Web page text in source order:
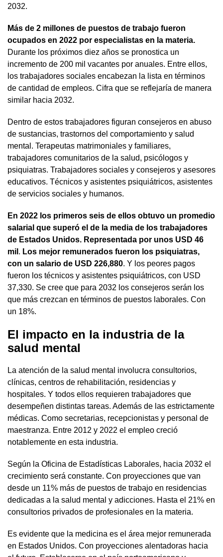
2032.
Más de 2 millones de puestos de trabajo fueron
ocupados en 2022 por especialistas en la materia.
Durante los próximos diez años se pronostica un
incremento de 200 mil vacantes por anuales. Entre ellos,
los trabajadores sociales encabezan la lista en términos
de cantidad de empleos. Cifra que se reflejaría de manera
similar hacia 2032.
Dentro de estos trabajadores figuran consejeros en abuso
de sustancias, trastornos del comportamiento y salud
mental. Terapeutas matrimoniales y familiares,
trabajadores comunitarios de la salud, psicólogos y
psiquiatras. Trabajadores sociales y consejeros y asesores
educativos. Técnicos y asistentes psiquiátricos, asistentes
de servicios sociales y humanos.
En 2022 los primeros seis de ellos obtuvo un promedio
salarial que superó el de la media de los trabajadores
de Estados Unidos. Representada por unos USD 46
mil . Los mejor remunerados fueron los psiquiatras,
con un salario de USD 226,880. Y los peores pagos
fueron los técnicos y asistentes psiquiátricos, con USD
37,330. Se cree que para 2032 los consejeros serán los
que más crezcan en términos de puestos laborales. Con
un 18%.
El impacto en la industria de la
salud mental
La atención de la salud mental involucra consultorios,
clínicas, centros de rehabilitación, residencias y
hospitales. Y todos ellos requieren trabajadores que
desempeñen distintas tareas. Además de las estrictamente
médicas. Como secretarias, recepcionistas y personal de
maestranza. Entre 2012 y 2022 el empleo creció
notablemente en esta industria.
Según la Oficina de Estadísticas Laborales, hacia 2032 el
crecimiento será constante. Con proyecciones que van
desde un 11% más de puestos de trabajo en residencias
dedicadas a la salud mental y adicciones. Hasta el 21% en
consultorios privados de profesionales en la materia.
Es evidente que la medicina es el área mejor remunerada
en Estados Unidos. Con proyecciones alentadoras hacia